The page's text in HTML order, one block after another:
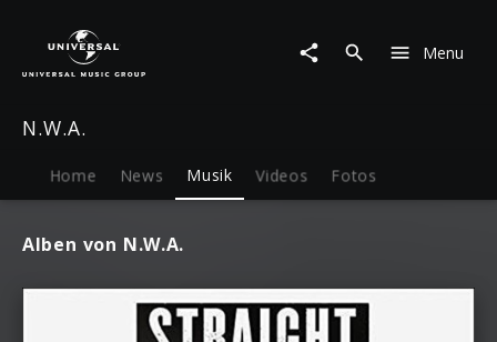
Menu
N.W.A.
Home News Musik Videos Fotos
Alben von N.W.A.